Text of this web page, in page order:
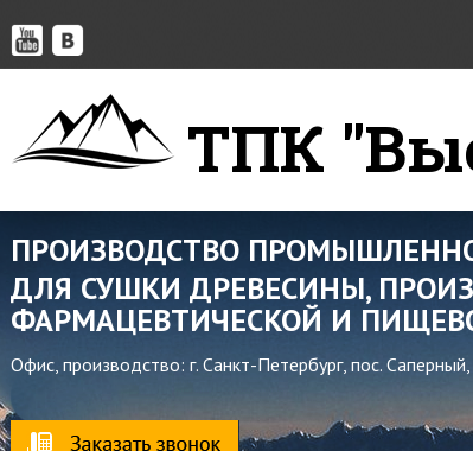
ТПК
ПРОИЗВОДСТВО
Офис, производство: г. Санкт-Петербург, пос.
ДЛЯ СУШКИ ДРЕВЕСИНЫ,
ФАРМАЦЕВТИЧЕСКОЙ И